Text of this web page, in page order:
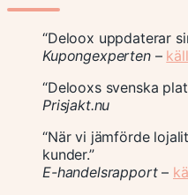
“Deloox uppdaterar
Kupongexperten–
“Delooxs svenska
Prisjakt.nu
“När vi jämförde
kunder.”
E-handelsrapport–